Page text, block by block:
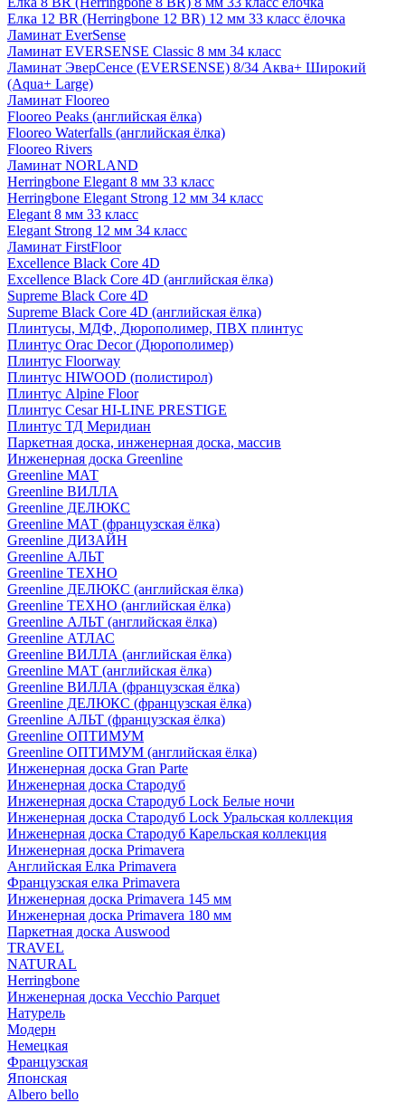
Елка 12 BR (Herringbone 12 BR) 12 мм 33 класс ёлочка
Ламинат EverSense
Ламинат EVERSENSE Classic 8 мм 34 класс
Ламинат ЭверСенсе (EVERSENSE) 8/34 Аква+ Широкий
(Aqua+ Large)
Ламинат Flooreo
Flooreo Peaks (английская ёлка)
Flooreo Waterfalls (английская ёлка)
Flooreo Rivers
Ламинат NORLAND
Herringbone Elegant 8 мм 33 класс
Herringbone Elegant Strong 12 мм 34 класс
Elegant 8 мм 33 класс
Elegant Strong 12 мм 34 класс
Ламинат FirstFloor
Excellence Black Core 4D
Excellence Black Core 4D (английская ёлка)
Supreme Black Core 4D
Supreme Black Core 4D (английская ёлка)
Плинтусы, МДФ, Дюрополимер, ПВХ плинтус
Плинтус Orac Decor (Дюрополимер)
Плинтус Floorway
Плинтус HIWOOD (полистирол)
Плинтус Alpine Floor
Плинтус Cesar HI-LINE PRESTIGE
Плинтус ТД Меридиан
Паркетная доска, инженерная доска, массив
Инженерная доска Greenline
Greenline МАТ
Greenline ВИЛЛА
Greenline ДЕЛЮКС
Greenline МАТ (французская ёлка)
Greenline ДИЗАЙН
Greenline АЛЬТ
Greenline ТЕХНО
Greenline ДЕЛЮКС (английская ёлка)
Greenline ТЕХНО (английская ёлка)
Greenline АЛЬТ (английская ёлка)
Greenline АТЛАС
Greenline ВИЛЛА (английская ёлка)
Greenline МАТ (английская ёлка)
Greenline ВИЛЛА (французская ёлка)
Greenline ДЕЛЮКС (французская ёлка)
Greenline АЛЬТ (французская ёлка)
Greenline ОПТИМУМ
Greenline ОПТИМУМ (английская ёлка)
Инженерная доска Gran Parte
Инженерная доска Стародуб
Инженерная доска Стародуб Lock Белые ночи
Инженерная доска Стародуб Lock Уральская коллекция
Инженерная доска Стародуб Карельская коллекция
Инженерная доска Primavera
Английская Елка Primavera
Французская елка Primavera
Инженерная доска Primavera 145 мм
Инженерная доска Primavera 180 мм
Паркетная доска Auswood
TRAVEL
NATURAL
Herringbone
Инженерная доска Vecchio Parquet
Натурель
Модерн
Немецкая
Французская
Японская
Albero bello